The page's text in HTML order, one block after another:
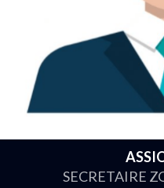
SECRETAIRE